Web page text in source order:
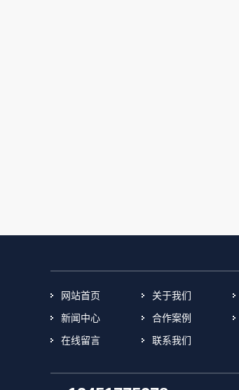
网站首页 关于我们
新闻中心
合作案例
在线留言
联系我们